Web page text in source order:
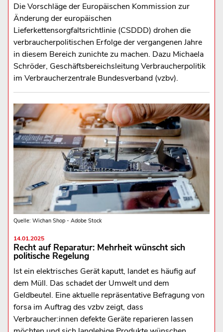
Die Vorschläge der Europäischen Kommission zur
Änderung der europäischen
Lieferkettensorgfaltsrichtlinie (CSDDD) drohen die
verbraucherpolitischen Erfolge der vergangenen Jahre
in diesem Bereich zunichte zu machen. Dazu Michaela
Schröder, Geschäftsbereichsleitung Verbraucherpolitik
im Verbraucherzentrale Bundesverband (vzbv).
Quelle: Wichan Shop - Adobe Stock
14.01.2025
Recht auf Reparatur: Mehrheit wünscht sich
politische Regelung
Ist ein elektrisches Gerät kaputt, landet es häufig auf
dem Müll. Das schadet der Umwelt und dem
Geldbeutel. Eine aktuelle repräsentative Befragung von
forsa im Auftrag des vzbv zeigt, dass
Verbraucher:innen defekte Geräte reparieren lassen